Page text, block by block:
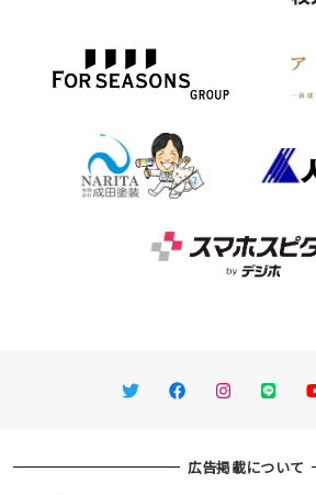
TwitterFacebookInstagram
LINE
広告掲載について